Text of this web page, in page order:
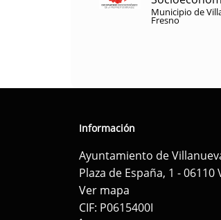
Municipio de
Fresno
Información
Ayuntamiento de
Plaza de España, 1 -
Ver mapa
CIF: P0615400I